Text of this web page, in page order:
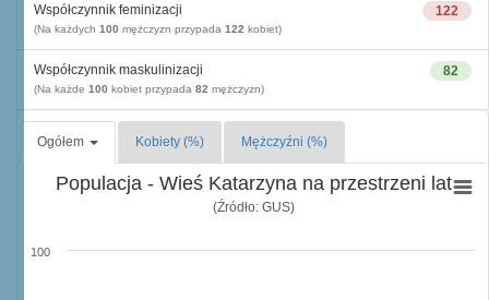
122
Współczynnik feminizacji
(Na każdych 100 mężczyzn przypada 122 kobiet)
82
Współczynnik maskulinizacji
(Na każde 100 kobiet przypada 82 mężczyzn)
Ogółem Kobiety (%) Mężczyźni (%)
Populacja - Wieś Katarzyna na przestrzeni lat
(Źródło: GUS)
100